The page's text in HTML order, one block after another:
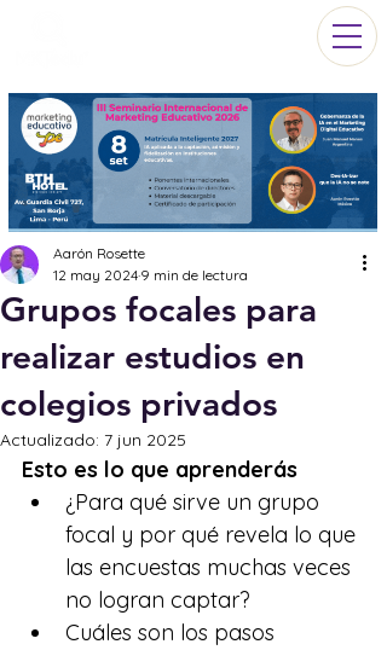
Grupos focales para
realizar estudios en
colegios privados
Aarón Rosette
12 may 2024 9 min de lectura
Actualizado: 7 jun 2025
Esto es lo que aprenderás
¿Para qué sirve un grupo
focal y por qué revela lo que
las encuestas muchas veces
no logran captar?
Cuáles son los pasos